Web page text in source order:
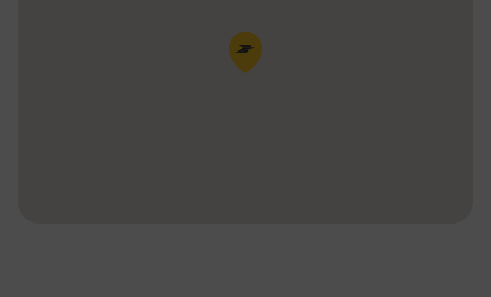
Pin de la carte